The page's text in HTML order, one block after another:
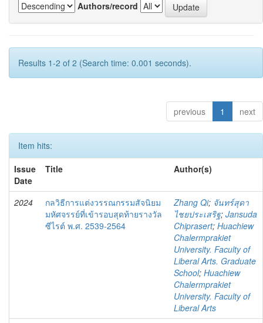
Authors/record
Results 1-2 of 2 (Search time: 0.001 seconds).
previous 1 next
Item hits:
Issue
Date
Title Author(s)
2024
กลวิธีการแต่งวรรณกรรมสัจนิยม
มหัศจรรย์ที่เข้ารอบสุดท้ายรางวัล
ซีไรต์ พ.ศ. 2539-2564
Zhang Qi; จันทร์สุดา
ไชยประเสริฐ; Jansuda
Chiprasert; Huachiew
Chalermprakiet
University. Faculty of
Liberal Arts. Graduate
School; Huachiew
Chalermprakiet
University. Faculty of
Liberal Arts